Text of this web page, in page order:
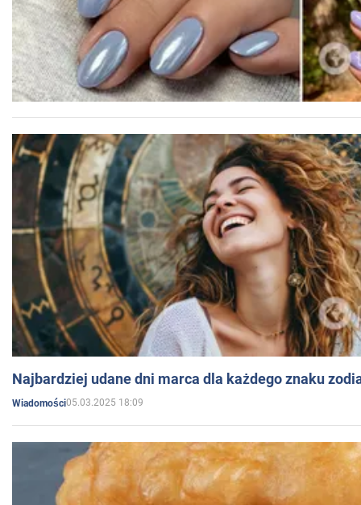
Najbardziej udane dni marca dla każdego znaku
Wiadomości05.03.2025 18:09